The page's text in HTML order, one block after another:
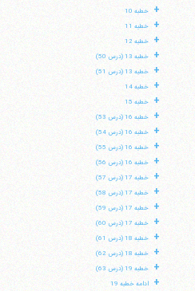
+ خطبه 10
+ خطبه 11
+ خطبه 12
+ خطبه 13 (درس 50)
+ خطبه 13 (درس 51)
+ خطبه 14
+ خطبه 15
+ خطبه 16 (درس 53)
+ خطبه 16 (درس 54)
+ خطبه 16 (درس 55)
+ خطبه 16 (درس 56)
+ خطبه 17 (درس 57)
+ خطبه 17 (درس 58)
+ خطبه 17 (درس 59)
+ خطبه 17 (درس 60)
+ خطبه 18 (درس 61)
+ خطبه 18 (درس 62)
+ خطبه 19 (درس 63)
+ ادامه خطبه 19